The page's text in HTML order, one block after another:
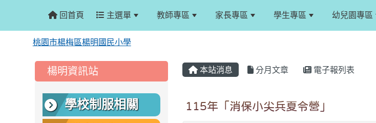
回首頁 主選單 教師專區 家長專區 學生專區 幼兒園專區
桃園市楊梅區楊明國民小學
本站消息 分月文章 電子報列表
115年「消保小尖兵夏令營」
::: 楊明資訊站
學校制服相關